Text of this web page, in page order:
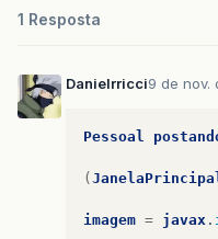
1 Resposta
Danielrricci9 de nov.
Pessoal
(
imagem = javax .